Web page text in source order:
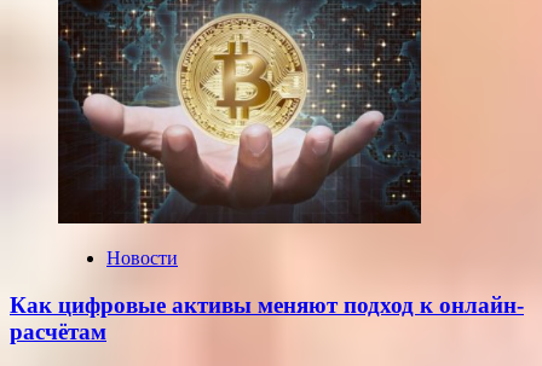
и
евро,
установленные
ЦБ
РФ
на
среду,
22
июля
2026
года
Новости
Как цифровые активы меняют подход к онлайн-
расчётам